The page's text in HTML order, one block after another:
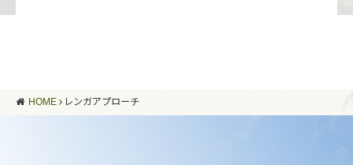
HOME レンガアプローチ